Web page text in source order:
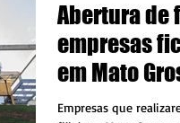
Abertura de
empresas
em Mato
integração
Empresas que